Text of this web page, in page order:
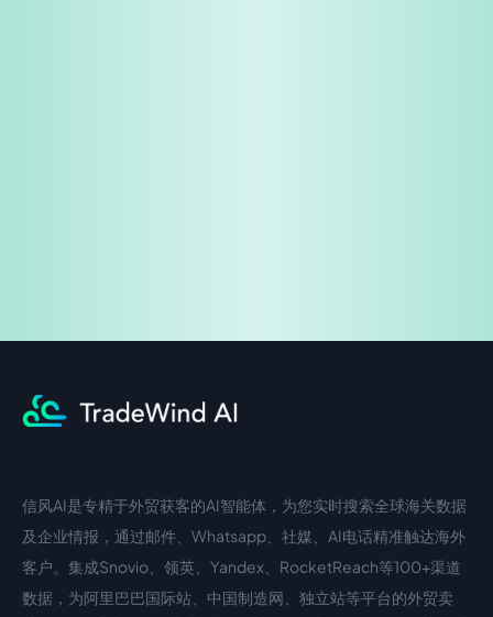
中文入口
信风AI是专精于外贸获客的AI智能体，为您实时搜索全球海关数据
及企业情报，通过邮件、Whatsapp、社媒、AI电话精准触达海外
客户。集成Snovio、领英、Yandex、RocketReach等100+渠道
数据，为阿里巴巴国际站、中国制造网、独立站等平台的外贸卖